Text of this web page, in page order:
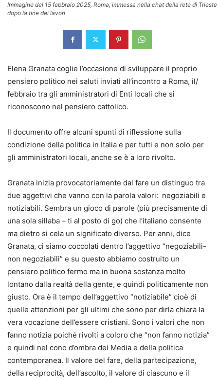
Immagine del 15 febbraio 2025, Roma, immessa nella chat della rete di Trieste
dopo la fine dei lavori
Elena Granata coglie l’occasione di sviluppare il proprio
pensiero politico nei saluti inviati all’incontro a Roma, il/
febbraio tra gli amministratori di Enti locali che si
riconoscono nel pensiero cattolico.
Il documento offre alcuni spunti di riflessione sulla
condizione della politica in Italia e per tutti e non solo per
gli amministratori locali, anche se è a loro rivolto.
Granata inizia provocatoriamente dal fare un distinguo tra
due aggettivi che vanno con la parola valori: negoziabili e
notiziabili. Sembra un gioco di parole (più precisamente di
una sola sillaba – ti al posto di go) che l’italiano consente
ma dietro si cela un significato diverso. Per anni, dice
Granata, ci siamo coccolati dentro l’aggettivo “negoziabili-
non negoziabili” e su questo abbiamo costruito un
pensiero politico fermo ma in buona sostanza molto
lontano dalla realtà della gente, e quindi politicamente non
giusto. Ora è il tempo dell’aggettivo “notiziabile” cioè di
quelle attenzioni per gli ultimi che sono per dirla chiara la
vera vocazione dell’essere cristiani. Sono i valori che non
fanno notizia poiché rivolti a coloro che “non fanno notizia”
e quindi nel cono d’ombra dei Media e della politica
contemporanea. Il valore del fare, della partecipazione,
della reciprocità, dell’ascolto, il valore di ciascuno e il